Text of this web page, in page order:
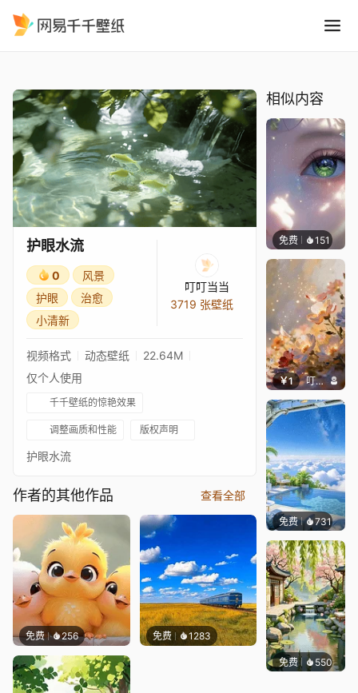
护眼水流
0
风景
护眼
治愈
小清新
叮叮当当
3719 张壁纸
视频格式 动态壁纸
22.64M
仅个人使用
千千壁纸的惊艳效果
调整画质和性能 版权声明
护眼水流
作者的其他作品 查看全部
免费 256 免费 1283
相似内容
免费 151星梦
￥1 叮叮当当
免费 731豆子
免费 550渔小小